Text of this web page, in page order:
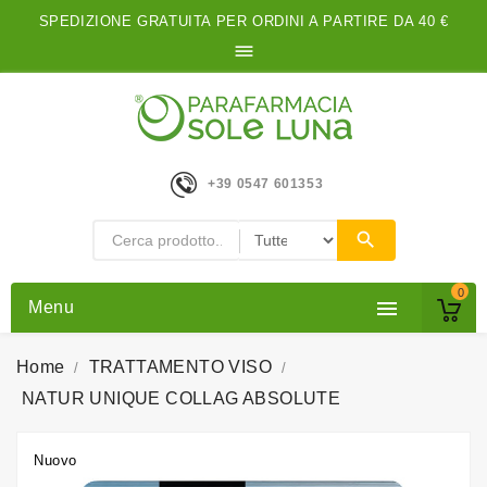
SPEDIZIONE GRATUITA PER ORDINI A PARTIRE DA 40 €

0
+39 0547 601353

Menu
Home
TRATTAMENTO VISO
NATUR UNIQUE COLLAG ABSOLUTE
Nuovo